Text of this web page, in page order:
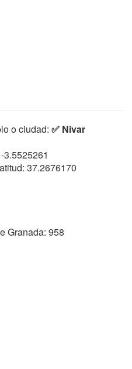
o ciudad: ✅ Nivar
-3.5525261
37.2676170
Granada: 958